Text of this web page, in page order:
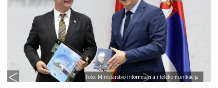
Foto: Ministarstvo informisanja i telekomunikacija